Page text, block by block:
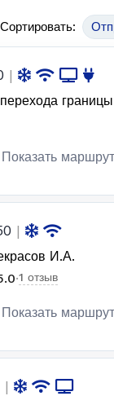
Сортировать:
|
границы
Показать маршрут
|
И.А.
·1 отзыв
Показать маршрут
|